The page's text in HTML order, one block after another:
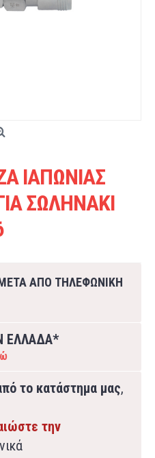
ΙΑΠΩΝΙΑΣ
ΣΩΛΗΝΑΚΙ
ΑΠΟ ΤΗΛΕΦΩΝΙΚΗ
ΕΛΛΑΔΑ*
το κατάστημα μας,
την